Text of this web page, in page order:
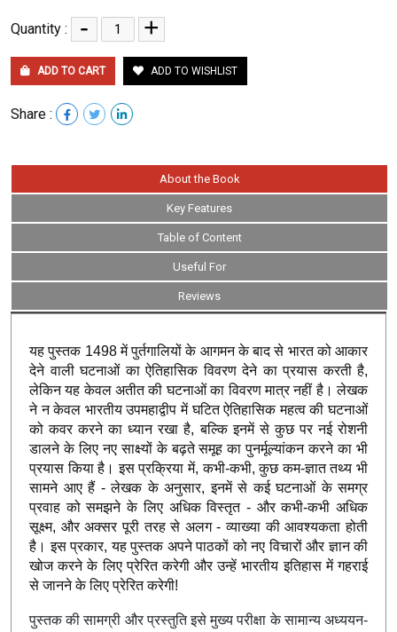
Quantity : - +
ADD TO CART ADD TO WISHLIST
Share :
About the Book
Key Features
Table of Content
Useful For
Reviews
यह पुस्तक 1498 में पुर्तगालियों के आगमन के बाद से भारत को आकार
देने वाली घटनाओं का ऐतिहासिक विवरण देने का प्रयास करती है,
लेकिन यह केवल अतीत की घटनाओं का विवरण मात्र नहीं है। लेखक
ने न केवल भारतीय उपमहाद्वीप में घटित ऐतिहासिक महत्व की घटनाओं
को कवर करने का ध्यान रखा है, बल्कि इनमें से कुछ पर नई रोशनी
डालने के लिए नए साक्ष्यों के बढ़ते समूह का पुनर्मूल्यांकन करने का भी
प्रयास किया है। इस प्रक्रिया में, कभी-कभी, कुछ कम-ज्ञात तथ्य भी
सामने आए हैं - लेखक के अनुसार, इनमें से कई घटनाओं के समग्र
प्रवाह को समझने के लिए अधिक विस्तृत - और कभी-कभी अधिक
सूक्ष्म, और अक्सर पूरी तरह से अलग - व्याख्या की आवश्यकता होती
है। इस प्रकार, यह पुस्तक अपने पाठकों को नए विचारों और ज्ञान की
खोज करने के लिए प्रेरित करेगी और उन्हें भारतीय इतिहास में गहराई
से जानने के लिए प्रेरित करेगी!
पुस्तक की सामग्री और प्रस्तुति इसे मुख्य परीक्षा के सामान्य अध्ययन-